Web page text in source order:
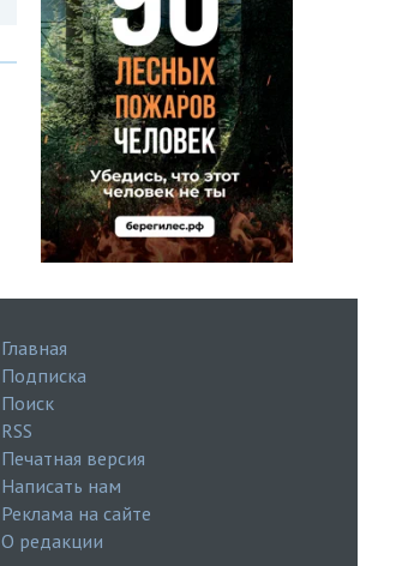
Главная
Подписка
Поиск
RSS
Печатная версия
Написать нам
Реклама на сайте
О редакции